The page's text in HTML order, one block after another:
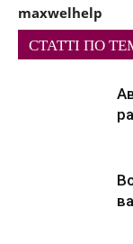
maxwelhelp
СТАТТІ ПО